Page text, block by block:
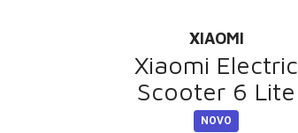
XIAOMI
Xiaomi Electric
Scooter 6 Lite
NOVO